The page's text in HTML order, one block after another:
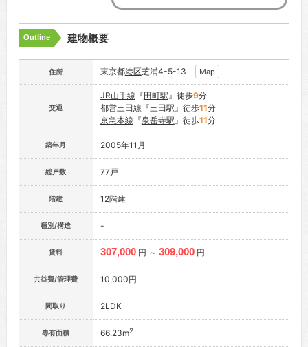
Outline 建物概要
住所 東京都港区芝浦4-5-13 Map
交通
JR山手線 『田町駅』徒歩9分
都営三田線 『三田駅』徒歩11分
京急本線 『泉岳寺駅』徒歩11分
築年月 2005年11月
総戸数 77戸
階建 12階建
種別/構造 -
賃料 307,000 円 ～ 309,000 円
共益費/管理費 10,000円
間取り 2LDK
専有面積 66.23m2